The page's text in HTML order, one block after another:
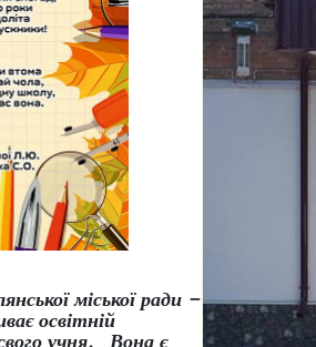
міської ради –
освітній
учня.
Вона є